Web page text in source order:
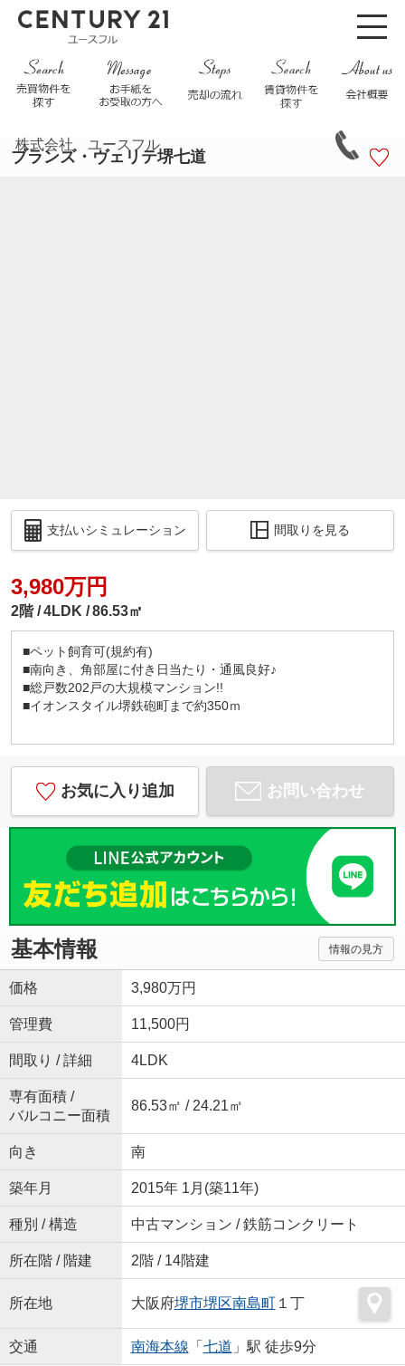
株式会社 ユースフル
ブランズ・ヴェリテ堺七道
支払いシミュレーション 間取りを見る
3,980万円
2階 4LDK 86.53㎡
■ペット飼育可(規約有)
■南向き、角部屋に付き日当たり・通風良好♪
■総戸数202戸の大規模マンション!!
■イオンスタイル堺鉄砲町まで約350ｍ
お気に入り追加 お問い合わせ
基本情報 情報の見方
価格 3,980万円
管理費 11,500円
間取り / 詳細 4LDK
専有面積 /
バルコニー面積
86.53㎡ / 24.21㎡
向き 南
築年月 2015年 1月(築11年)
種別 / 構造 中古マンション / 鉄筋コンクリート
所在階 / 階建 2階 / 14階建
所在地 大阪府堺市堺区南島町１丁
交通 南海本線 「 七道 」駅 徒歩9分